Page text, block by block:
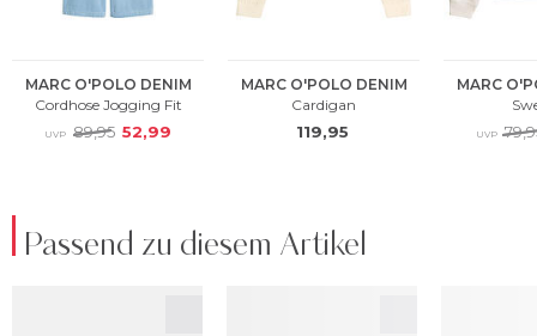
Passend zu diesem Artikel